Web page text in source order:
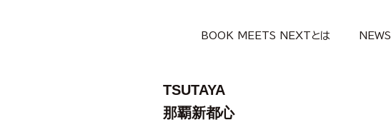
BOOK MEETS NEXTとは NEWS
TSUTAYA
那覇新都心